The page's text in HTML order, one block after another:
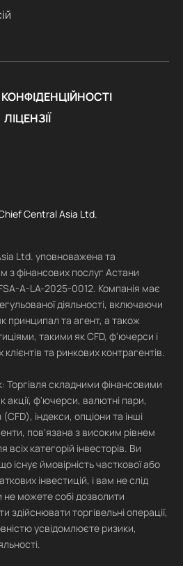
ЛІЦЕНЗІЇ
Central Asia Ltd.
Ltd. уповноважена та
з фінансових послуг Астани
A-LA-2025-0012. Компанія має
діяльності, включаючи
принципал та агент, а також
такими як CFD, ф'ючерси і
та ринкових контрагентів.
складними фінансовими
акції, ф'ючерси, валютні пари,
індекси, опціони та інші
пов'язана з високим рівнем
всіх категорій інвесторів. Ви
існує ймовірність часткової або
інвестицій, і вам не слід
не можете собі дозволити
здійснювати торгівельні операції,
усвідомлюєте ризики,